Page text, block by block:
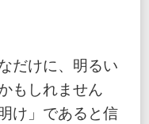
だけに、明るい
もしれません
け」であると信